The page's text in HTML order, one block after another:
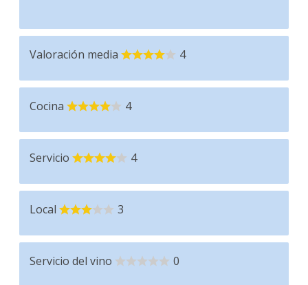
Valoración media 4
Cocina 4
Servicio 4
Local 3
Servicio del vino 0